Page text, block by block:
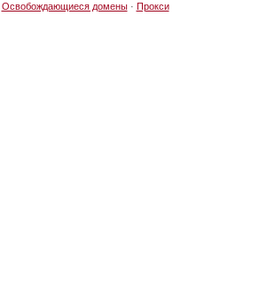
Освобождающиеся домены· Прокси